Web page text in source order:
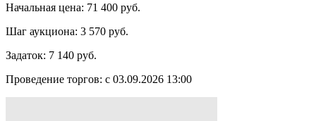
Начальная цена: 71 400 руб.
Шаг аукциона: 3 570 руб.
Задаток: 7 140 руб.
Проведение торгов: с 03.09.2026 13:00